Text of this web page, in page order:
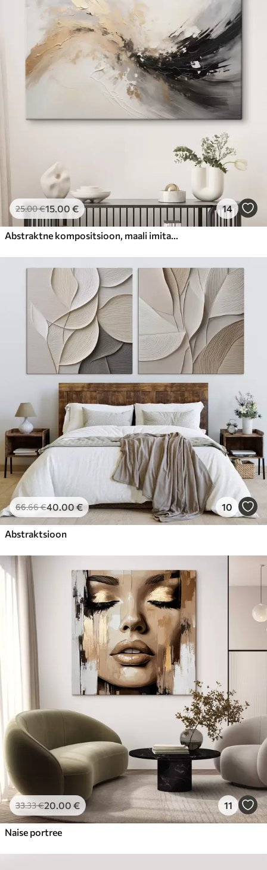
25.00€15.00 € 14
Abstraktne kompositsioon, maali imitatsioon
66.66€40.00€ 10
Abstraktsioon
33.33€20.00 € 11
Naise portree